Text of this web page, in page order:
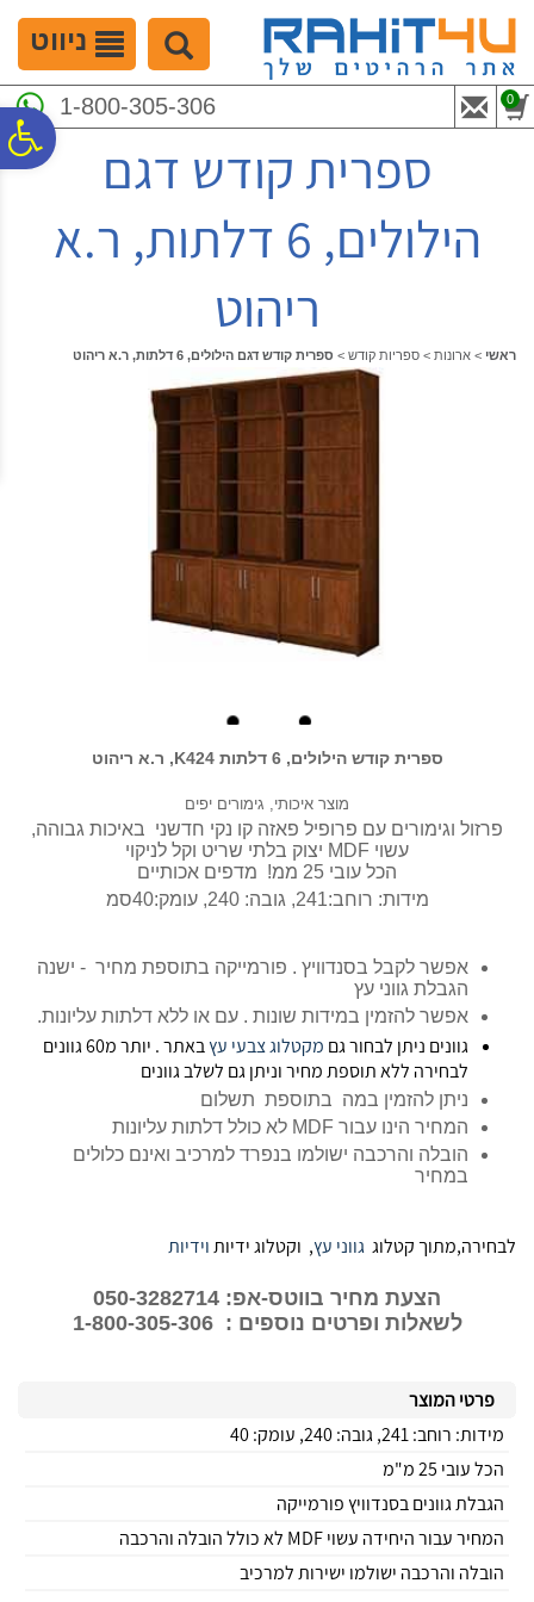
נגישות
המרכזי
ניווט
1-800-305-306 0
ספרית קודש דגם
הילולים, 6 דלתות, ר.א
ריהוט
ראשי > ארונות > ספריות קודש > ספרית קודש דגם הילולים, 6 דלתות, ר.א ריהוט
ספרית קודש הילולים, 6 דלתות K424, ר.א ריהוט
מוצר איכותי, גימורים יפים
פרזול וגימורים עם פרופיל פאזה קו נקי חדשני באיכות גבוהה,
עשוי MDF יצוק בלתי שריט וקל לניקוי
הכל עובי 25 ממ! מדפים אכותיים
מידות: רוחב:241, גובה: 240, עומק:40סמ
אפשר לקבל בסנדוויץ . פורמייקה בתוספת מחיר - ישנה
הגבלת גווני עץ
אפשר להזמין במידות שונות . עם או ללא דלתות עליונות.
גוונים ניתן לבחור גם מקטלוג צבעי עץ
באתר . יותר מ60 גוונים
לבחירה ללא תוספת מחיר וניתן גם לשלב גוונים
ניתן להזמין במה בתוספת תשלום
המחיר הינו עבור MDF לא כולל דלתות עליונות
הובלה והרכבה ישולמו בנפרד למרכיב ואינם כלולים
במחיר
לבחירה,מתוך קטלוג גווני עץ, וקטלוג ידיותוידיות
הצעת מחיר בווטס-אפ: 050-3282714
לשאלות ופרטים נוספים : 1-800-305-306
פרטי המוצר
מידות: רוחב: 241, גובה: 240, עומק: 40
הכל עובי 25 מ"מ
הגבלת גוונים בסנדוויץ פורמייקה
המחיר עבור היחידה עשוי MDF לא כולל הובלה והרכבה
הובלה והרכבה ישולמו ישירות למרכיב